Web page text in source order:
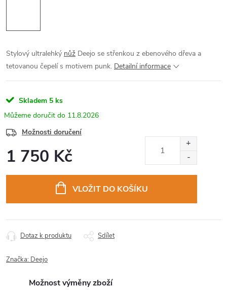
Stylový ultralehký nůž Deejo se střenkou z ebenového dřeva a
tetovanou čepelí s motivem punk. Detailní informace
Skladem 5 ks
11.8.2026
Možnosti doručení
1 750 Kč
VLOŽIT DO KOŠÍKU
Dotaz k produktu Sdílet
Značka: Deejo
Možnost výměny zboží